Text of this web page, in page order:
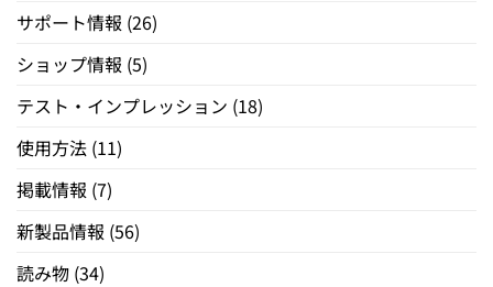
サポート情報 (26)
ショップ情報 (5)
テスト・インプレッション (18)
使用方法 (11)
掲載情報 (7)
新製品情報 (56)
読み物 (34)